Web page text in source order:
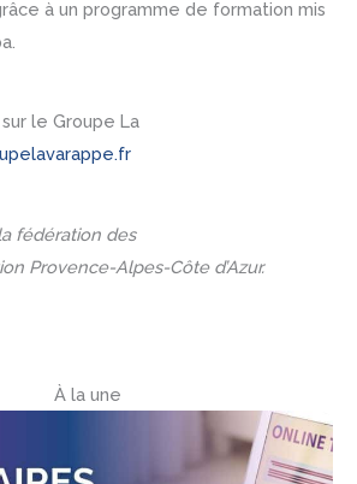
à un programme de formation mis
le Groupe La
fédération des
Provence-Alpes-Côte d’Azur.
À la une